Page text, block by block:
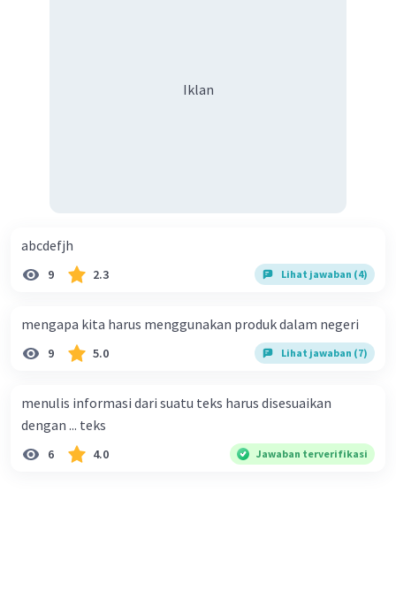
5. Dapat bergabung dengan kalimat utama.
Beri Rating
Iklan
abcdefjh
9 2.3 Lihat jawaban (4)
mengapa kita harus menggunakan produk dalam negeri
9 5.0 Lihat jawaban (7)
menulis informasi dari suatu teks harus disesuaikan
dengan ... teks
6 4.0 Jawaban terverifikasi